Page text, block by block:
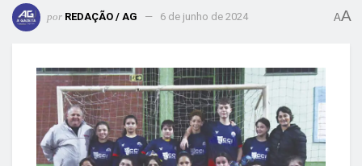
por REDAÇÃO / AG 6 de junho de 2024 AA